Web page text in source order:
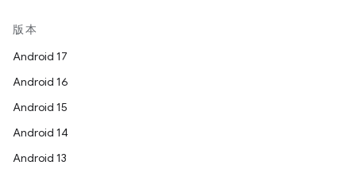
版本
Android 17
Android 16
Android 15
Android 14
Android 13